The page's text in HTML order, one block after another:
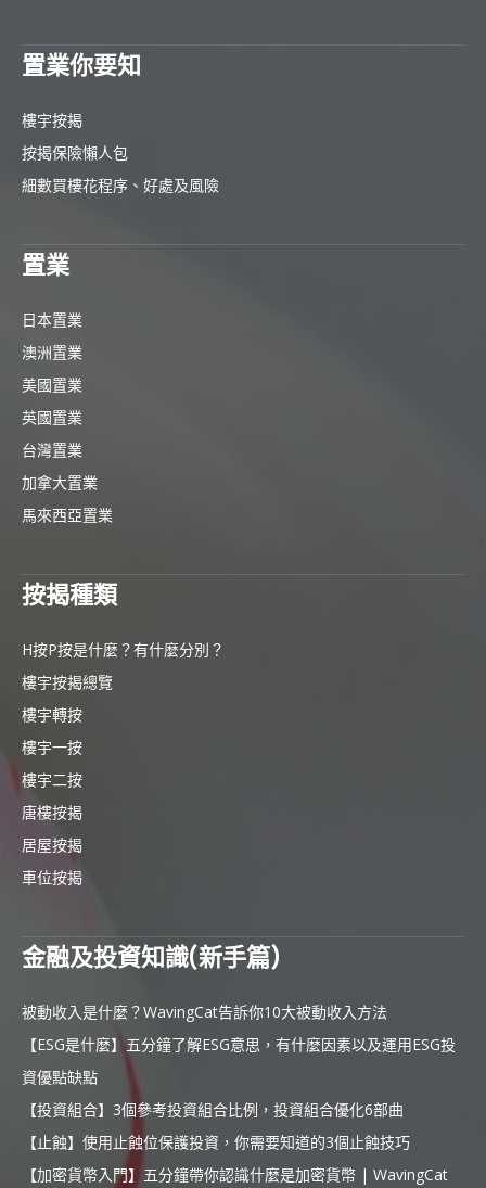
置業你要知
樓宇按揭
按揭保險懶人包
細數買樓花程序、好處及風險
置業
日本置業
澳洲置業
美國置業
英國置業
台灣置業
加拿大置業
馬來西亞置業
按揭種類
H按P按是什麼？有什麼分別？
樓宇按揭總覽
樓宇轉按
樓宇一按
樓宇二按
唐樓按揭
居屋按揭
車位按揭
金融及投資知識(新手篇)
被動收入是什麼？WavingCat告訴你10大被動收入方法
【ESG是什麼】五分鐘了解ESG意思，有什麼因素以及運用ESG投
資優點缺點
【投資組合】3個參考投資組合比例，投資組合優化6部曲
【止蝕】使用止蝕位保護投資，你需要知道的3個止蝕技巧
【加密貨幣入門】五分鐘帶你認識什麼是加密貨幣 | WavingCat